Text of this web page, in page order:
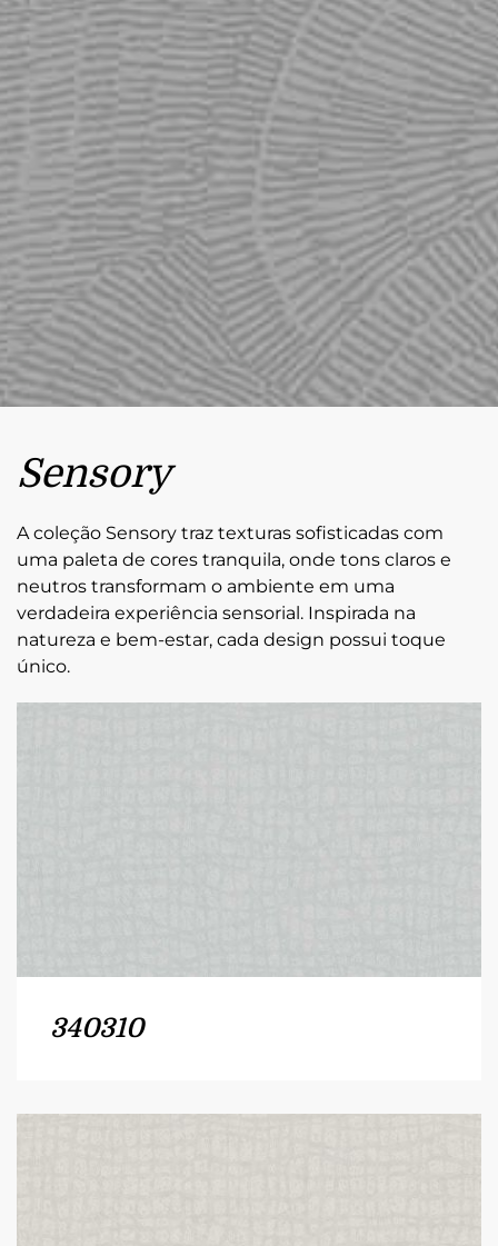
Sensory
A coleção Sensory traz texturas sofisticadas com
uma paleta de cores tranquila, onde tons claros e
neutros transformam o ambiente em uma
verdadeira experiência sensorial. Inspirada na
natureza e bem-estar, cada design possui toque
único.
340310